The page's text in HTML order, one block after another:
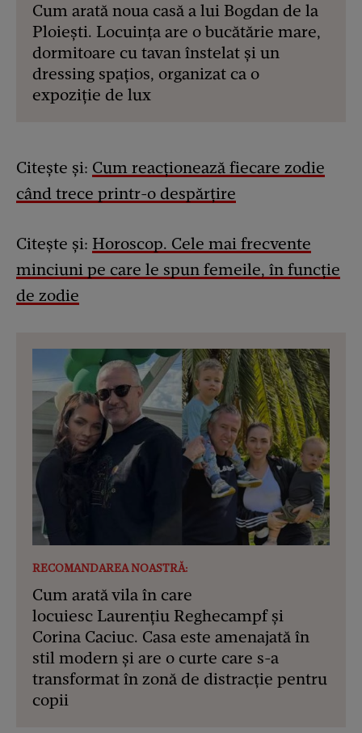
Cum arată noua casă a lui Bogdan de la
Ploiești. Locuința are o bucătărie mare,
dormitoare cu tavan înstelat și un
dressing spațios, organizat ca o
expoziție de lux
Citește și: Cum reacționează fiecare zodie
când trece printr-o despărțire
Citește și: Horoscop. Cele mai frecvente
minciuni pe care le spun femeile, în funcţie
de zodie
RECOMANDAREA NOASTRĂ:
Cum arată vila în care
locuiesc Laurențiu Reghecampf și
Corina Caciuc. Casa este amenajată în
stil modern și are o curte care s-a
transformat în zonă de distracție pentru
copii